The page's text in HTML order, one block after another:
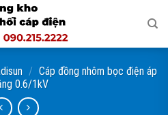
/ Cáp đồng nhôm bọc điện áp
0.6/1kV